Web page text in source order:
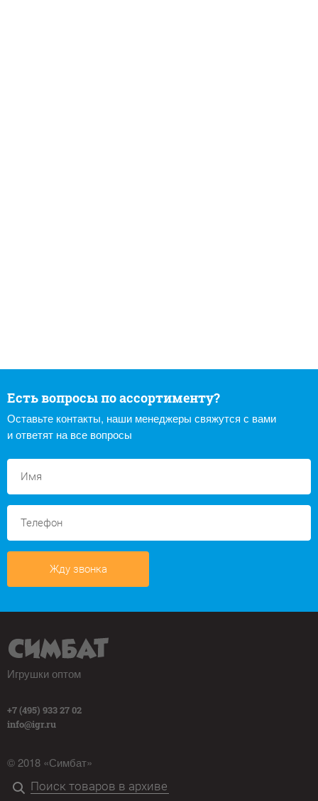
Есть вопросы по ассортименту?
Оставьте контакты, наши менеджеры свяжутся с вами
и ответят на все вопросы
Жду звонка
Игрушки оптом
+7 (495) 933 27 02
info@igr.ru
© 2018 «Симбат»